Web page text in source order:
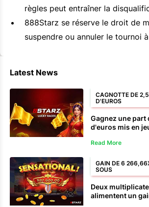
règles peut entraîner la
888Starz se réserve le droit de
suspendre ou annuler le tournoi
Latest News
CAGNOTTE DE
D'EUROS
Gagnez une part
d'euros mis en
Read More
GAIN DE 6
SOUS
Deux
alimentent un